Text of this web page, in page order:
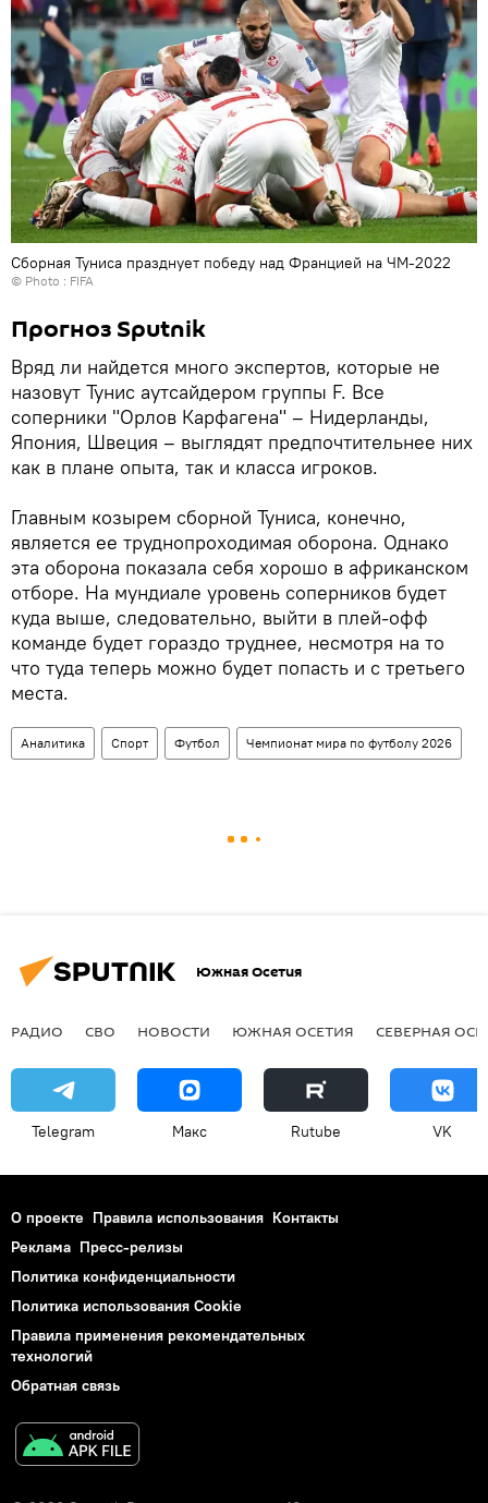
Сборная Туниса празднует победу над Францией на ЧМ-2022
© Photo : FIFA
Прогноз Sputnik
Вряд ли найдется много экспертов, которые не
назовут Тунис аутсайдером группы F. Все
соперники "Орлов Карфагена" – Нидерланды,
Япония, Швеция – выглядят предпочтительнее них
как в плане опыта, так и класса игроков.
Главным козырем сборной Туниса, конечно,
является ее труднопроходимая оборона. Однако
эта оборона показала себя хорошо в африканском
отборе. На мундиале уровень соперников будет
куда выше, следовательно, выйти в плей-офф
команде будет гораздо труднее, несмотря на то
что туда теперь можно будет попасть и с третьего
места.
Аналитика Спорт Футбол Чемпионат мира по футболу 2026
Южная Осетия
РАДИО СВО НОВОСТИ ЮЖНАЯ ОСЕТИЯ СЕВЕРНАЯ
Telegram Макс Rutube VK
О проекте Правила использования Контакты
Реклама Пресс-релизы
Политика конфиденциальности
Политика использования Cookie
Правила применения рекомендательных
технологий
Обратная связь